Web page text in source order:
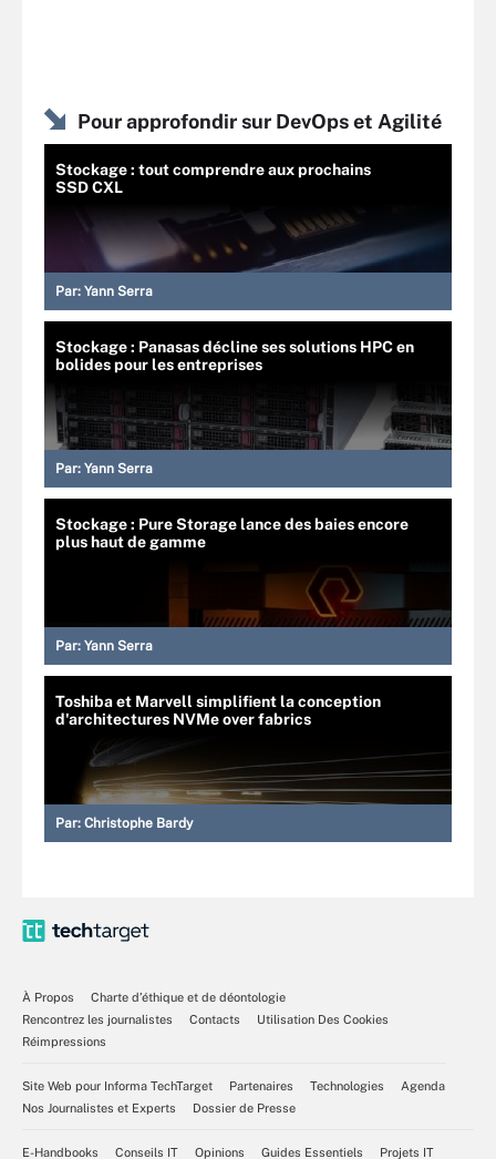
Pour approfondir sur DevOps et Agilité
Stockage : tout comprendre aux prochains
SSD CXL
Par: Yann Serra
Stockage : Panasas décline ses solutions HPC en
bolides pour les entreprises
Par: Yann Serra
Stockage : Pure Storage lance des baies encore
plus haut de gamme
Par: Yann Serra
Toshiba et Marvell simplifient la conception
d'architectures NVMe over fabrics
Par: Christophe Bardy
À Propos
Charte d’éthique et de déontologie
Rencontrez les journalistes
Contacts
Utilisation Des Cookies
Réimpressions
Site Web pour Informa TechTarget Partenaires Technologies
Agenda
Nos Journalistes et Experts
Dossier de Presse
E-Handbooks Conseils IT Opinions Guides Essentiels Projets IT